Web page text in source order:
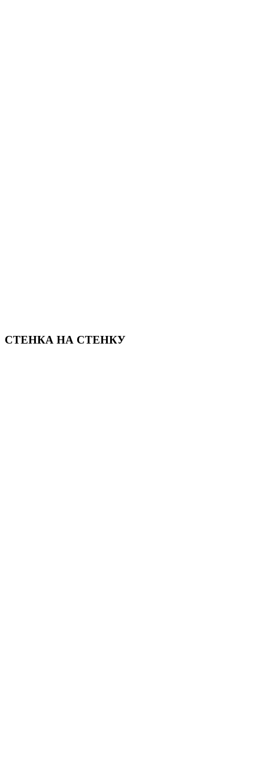
СТЕНКА НА СТЕНКУ